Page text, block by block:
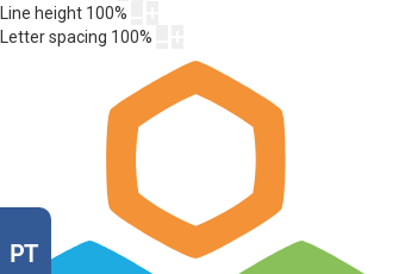
Line height 100%
Letter spacing 100%
PT